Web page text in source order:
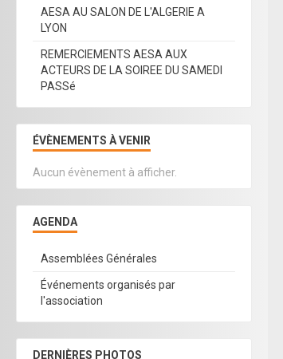
AESA AU SALON DE L'ALGERIE A
LYON
REMERCIEMENTS AESA AUX
ACTEURS DE LA SOIREE DU SAMEDI
PASSé
ÉVÈNEMENTS À VENIR
Aucun évènement à afficher.
AGENDA
Assemblées Générales
Événements organisés par
l'association
DERNIÈRES PHOTOS